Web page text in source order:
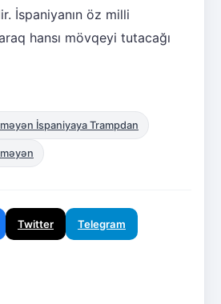
İspaniyanın öz milli
hansı mövqeyi tutacağı
İspaniyaya Trampdan
Twitter Telegram